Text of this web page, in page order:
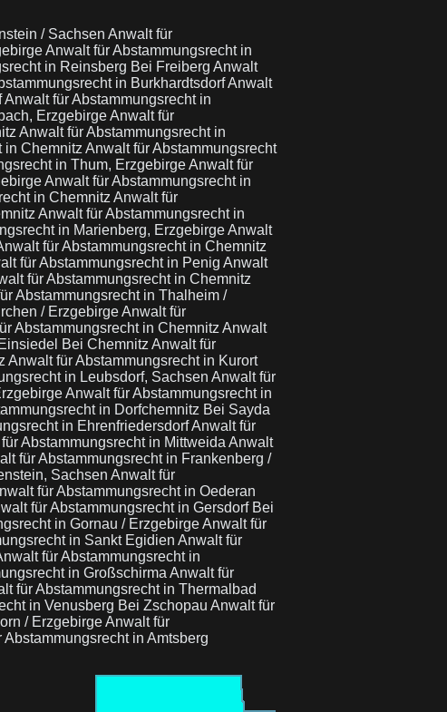
/ Sachsen Anwalt für
Anwalt für Abstammungsrecht in
in Reinsberg Bei Freiberg Anwalt
in BurkhardtsdorfAnwalt
Anwalt für Abstammungsrecht in
ErzgebirgeAnwalt für
Anwalt für Abstammungsrecht in
in Chemnitz Anwalt für Abstammungsrecht
in Thum, ErzgebirgeAnwalt für
Anwalt für Abstammungsrecht in
in Chemnitz Anwalt für
Anwalt für Abstammungsrecht in
in Marienberg, ErzgebirgeAnwalt
für Abstammungsrecht in Chemnitz
für Abstammungsrecht in Penig Anwalt
für Abstammungsrecht in Chemnitz
Abstammungsrecht in Thalheim /
/ ErzgebirgeAnwalt für
Abstammungsrecht in Chemnitz Anwalt
Bei Chemnitz Anwalt für
Anwalt für Abstammungsrecht in Kurort
in Leubsdorf, Sachsen Anwalt für
Anwalt für Abstammungsrecht in
in Dorfchemnitz Bei Sayda
in EhrenfriedersdorfAnwalt für
Abstammungsrecht in Mittweida Anwalt
für Abstammungsrecht in Frankenberg /
Sachsen Anwalt für
für Abstammungsrecht in Oederan
für Abstammungsrecht in Gersdorf Bei
in Gornau / ErzgebirgeAnwalt für
in Sankt Egidien Anwalt für
für Abstammungsrecht in
in Großschirma Anwalt für
für Abstammungsrecht in Thermalbad
in Venusberg Bei Zschopau Anwalt für
/ ErzgebirgeAnwalt für
Abstammungsrecht in Amtsberg